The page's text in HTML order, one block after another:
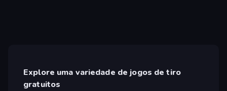
Explore uma variedade de jogos de tiro
gratuitos